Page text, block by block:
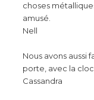
choses
amusé.
Nell
Nous avons aussi
porte, avec la
Cassandra